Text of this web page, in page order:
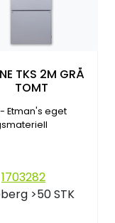
TKS 2M GRÅ
TOMT
- Etman's eget
1703282
>50 STK